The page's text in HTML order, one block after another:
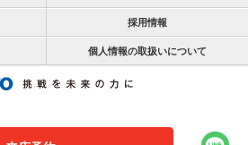
採用情報
個人情報の取扱いについて